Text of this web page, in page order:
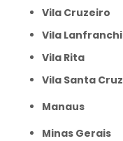
Vila Cruzeiro
Vila Lanfranchi
Vila Rita
Vila Santa Cruz
Manaus
Minas Gerais